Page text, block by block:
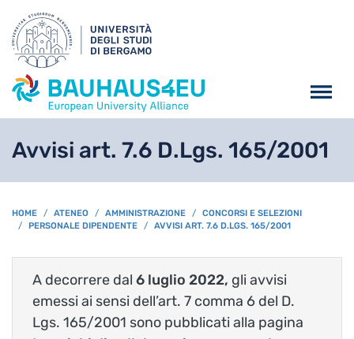
Avvisi art. 7.6 D.Lgs. 165/2001
BREADCRUMB
HOME ATENEO AMMINISTRAZIONE
CONCORSI E SELEZIONI
PERSONALE DIPENDENTE
AVVISI ART. 7.6 D.LGS. 165/2001
A decorrere dal 6 luglio 2022, gli avvisi
emessi ai sensi dell’art. 7 comma 6 del D.
Lgs. 165/2001 sono pubblicati alla pagina